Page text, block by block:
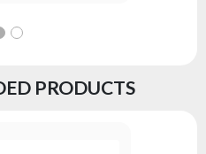
PRODUCTS